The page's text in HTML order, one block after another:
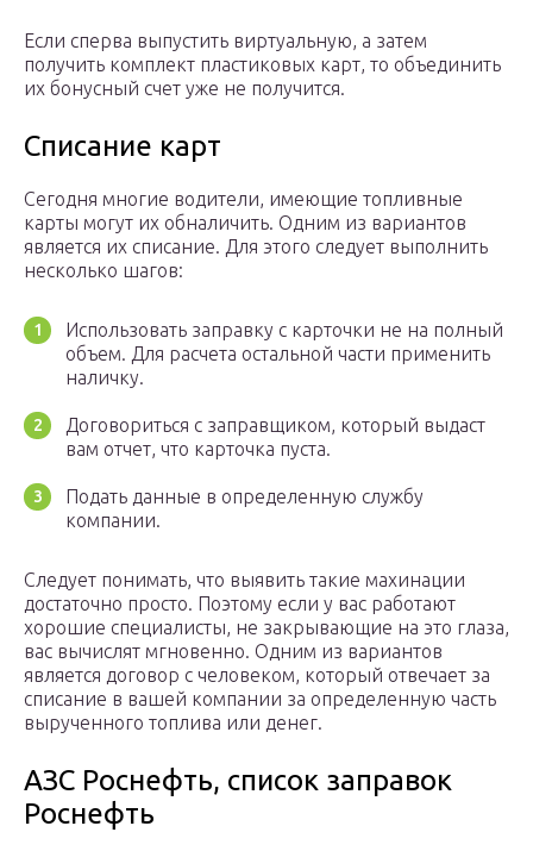
Если сперва выпустить виртуальную, а затем
получить комплект пластиковых карт, то объединить
их бонусный счет уже не получится.
Списание карт
Сегодня многие водители, имеющие топливные
карты могут их обналичить. Одним из вариантов
является их списание. Для этого следует выполнить
несколько шагов:
Использовать заправку с карточки не на полный
объем. Для расчета остальной части применить
наличку.
Договориться с заправщиком, который выдаст
вам отчет, что карточка пуста.
Подать данные в определенную службу
компании.
Следует понимать, что выявить такие махинации
достаточно просто. Поэтому если у вас работают
хорошие специалисты, не закрывающие на это глаза,
вас вычислят мгновенно. Одним из вариантов
является договор с человеком, который отвечает за
списание в вашей компании за определенную часть
вырученного топлива или денег.
АЗС Роснефть, список заправок
Роснефть